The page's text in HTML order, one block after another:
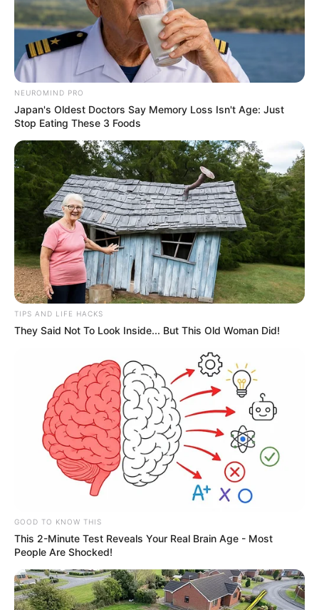
Encaminhamento de denúncia ao JASB: Acesse aqui.
O jornalismo do JASB.com.br precisa de você para continuar
marcando ponto na vida das pessoas.Compartilhe as nossas
notícias em suas redes sociais!
NEUROMIND PRO
Japan's Oldest Doctors Say Memory Loss Isn't Age: Just
Stop Eating These 3 Foods
TIPS AND LIFE HACKS
They Said Not To Look Inside... But This Old Woman Did!
GOOD TO KNOW THIS
This 2-Minute Test Reveals Your Real Brain Age - Most
People Are Shocked!